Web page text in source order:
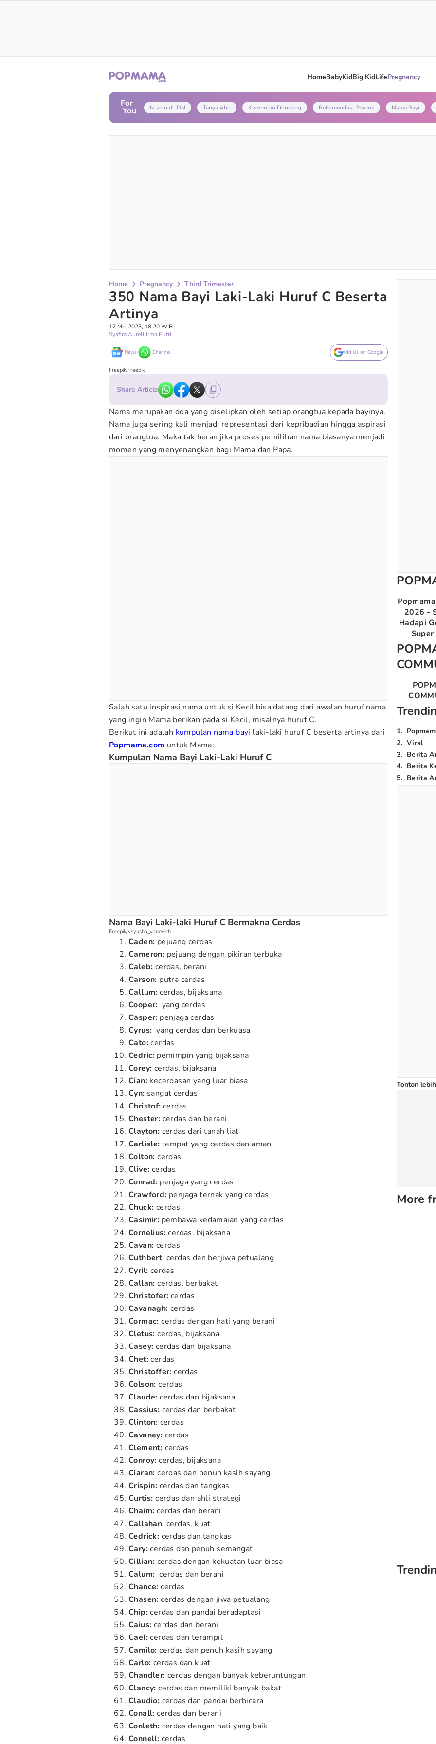
HomeBabyKidBig KidLifePregnancy
For
You Iklanin di IDN Tanya Ahli Kumpulan Dongeng Rekomendasi Produk Nama Bayi
Home Pregnancy Third Trimester
350 Nama Bayi Laki-Laki Huruf C Beserta
Artinya
17 Mei 2023, 18:20 WIB
Syafira Aurell Irma Putri
News Channel Add Us on Google
Freepik/Freepik
Share Article
Nama merupakan doa yang diselipkan oleh setiap orangtua kepada bayinya.
Nama juga sering kali menjadi representasi dari kepribadian hingga aspirasi
dari orangtua. Maka tak heran jika proses pemilihan nama biasanya menjadi
momen yang menyenangkan bagi Mama dan Papa.
Salah satu inspirasi nama untuk si Kecil bisa datang dari awalan huruf nama
yang ingin Mama berikan pada si Kecil, misalnya huruf C.
Berikut ini adalah kumpulan nama bayi laki-laki huruf C beserta artinya dari
Popmama.com untuk Mama:
Kumpulan Nama Bayi Laki-Laki Huruf C
Nama Bayi Laki-laki Huruf C Bermakna Cerdas
Freepik/Ksyusha_yanovich
Caden: pejuang cerdas
Cameron: pejuang dengan pikiran terbuka
Caleb: cerdas, berani
Carson: putra cerdas
Callum: cerdas, bijaksana
Cooper: yang cerdas
Casper: penjaga cerdas
Cyrus: yang cerdas dan berkuasa
Cato:cerdas
Cedric: pemimpin yang bijaksana
Corey: cerdas, bijaksana
Cian: kecerdasan yang luar biasa
Cyn: sangat cerdas
Christof: cerdas
Chester: cerdas dan berani
Clayton: cerdas dari tanah liat
Carlisle: tempat yang cerdas dan aman
Colton: cerdas
Clive: cerdas
Conrad: penjaga yang cerdas
Crawford: penjaga ternak yang cerdas
Chuck: cerdas
Casimir: pembawa kedamaian yang cerdas
Cornelius:cerdas, bijaksana
Cavan: cerdas
Cuthbert: cerdas dan berjiwa petualang
Cyril: cerdas
Callan: cerdas, berbakat
Christofer: cerdas
Cavanagh: cerdas
Cormac: cerdas dengan hati yang berani
Cletus: cerdas, bijaksana
Casey: cerdas dan bijaksana
Chet:cerdas
Christoffer: cerdas
Colson: cerdas
Claude: cerdas dan bijaksana
Cassius: cerdas dan berbakat
Clinton: cerdas
Cavaney: cerdas
Clement: cerdas
Conroy: cerdas, bijaksana
Ciaran: cerdas dan penuh kasih sayang
Crispin: cerdas dan tangkas
Curtis: cerdas dan ahli strategi
Chaim: cerdas dan berani
Callahan: cerdas, kuat
Cedrick: cerdas dan tangkas
Cary:cerdas dan penuh semangat
Cillian: cerdas dengan kekuatan luar biasa
Calum: cerdas dan berani
Chance: cerdas
Chasen: cerdas dengan jiwa petualang
Chip:cerdas dan pandai beradaptasi
Caius: cerdas dan berani
Cael:cerdas dan terampil
Camilo: cerdas dan penuh kasih sayang
Carlo: cerdas dan kuat
Chandler: cerdas dengan banyak keberuntungan
Clancy: cerdas dan memiliki banyak bakat
Claudio: cerdas dan pandai berbicara
Conall: cerdas dan berani
Conleth: cerdas dengan hati yang baik
Connell: cerdas
2026 -
Hadapi
1.
2. Viral
3. Berita
4. Berita
5. Berita
Tonton
More